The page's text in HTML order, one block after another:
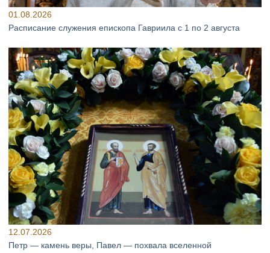
01.08.2026
Расписание служения епископа Гавриила с 1 по 2 августа
12.07.2026
Петр — камень веры, Павел — похвала вселенной